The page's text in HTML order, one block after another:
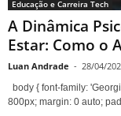
Educação e Carreira Tech
A Dinâmica
Estar: Como o
Luan Andrade - 28/04/
body { font-family:
800px; margin: 0 auto;